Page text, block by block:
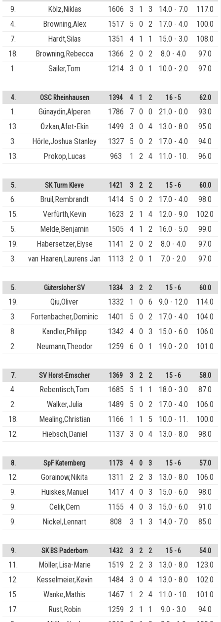
9. Kölz,Niklas 1606 3 1 3 14.0 - 7.0
117.0
4.
Browning,Alex 1517 5 0 2 17.0 - 4.0
100.0
7.
Hardt,Silas 1351 4 1 1 15.0 - 3.0
108.0
18.
Browning,Rebecca 1366 2 0 2 8.0 - 4.0
97.0
1.
Sailer,Tom 1214 3 0 1 10.0 - 2.0 97.0
4. OSC Rheinhausen 1394 4 1 2 16 - 5 62.0
1. Günaydin,Alperen 1786 7 0 0 21.0 - 0.0
93.0
13.
Özkan,Afet-Ekin 1499 3 0 4 13.0 - 8.0
95.0
3.
Hörle,Joshua Stanley 1327 5 0 2 17.0 - 4.0
94.0
13.
Prokop,Lucas 963 1 2 4 11.0 - 10. 96.0
5. SK Turm Kleve 1421 3 2 2 15 - 6 60.0
6. Bruil,Rembrandt 1414 5 0 2 17.0 - 4.0
98.0
15.
Verfürth,Kevin 1623 2 1 4 12.0 - 9.0
102.0
5.
Melde,Benjamin 1505 4 1 2 16.0 - 5.0
99.0
19.
Habersetzer,Elyse 1141 2 0 2 8.0 - 4.0
97.0
3.
van Haaren,Laurens Jan 1113 2 0 1 7.0 - 2.0 97.0
5. Gütersloher SV 1334 3 2 2 15 - 6 60.0
19. Qiu,Oliver 1332 1 0 6 9.0 - 12.0
114.0
3.
Fortenbacher,Dominic 1401 5 0 2 17.0 - 4.0
104.0
8.
Kandler,Philipp 1342 4 0 3 15.0 - 6.0
106.0
2.
Neumann,Theodor 1259 6 0 1 19.0 - 2.0 101.0
7. SV Horst-Emscher 1369 3 2 2 15 - 6 58.0
4. Rebentisch,Tom 1685 5 1 1 18.0 - 3.0
87.0
2.
Walker,Julia 1489 5 0 2 17.0 - 4.0
106.0
18.
Mealing,Christian 1166 1 1 5 10.0 - 11.
100.0
12.
Hiebsch,Daniel 1137 3 0 4 13.0 - 8.0 98.0
8. SpF Katernberg 1173 4 0 3 15 - 6 57.0
12. Gorainow,Nikita 1311 2 2 3 13.0 - 8.0
106.0
9.
Huiskes,Manuel 1417 4 0 3 15.0 - 6.0
98.0
9.
Celik,Cem 1155 4 0 3 15.0 - 6.0
91.0
9.
Nickel,Lennart 808 3 1 3 14.0 - 7.0 85.0
9. SK BS Paderborn 1432 3 2 2 15 - 6 54.0
11. Möller,Lisa-Marie 1519 2 2 3 13.0 - 8.0
123.0
12.
Kesselmeier,Kevin 1484 3 0 4 13.0 - 8.0
102.0
15.
Wanke,Mathis 1467 1 2 4 11.0 - 10.
101.0
17.
Rust,Robin 1259 2 1 1 9.0 - 3.0
94.0